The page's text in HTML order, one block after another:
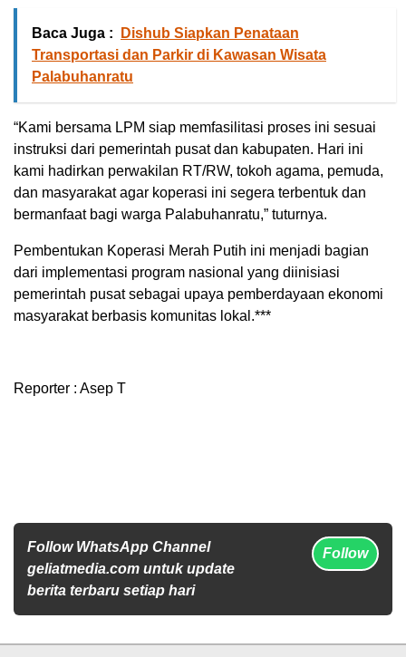
Baca Juga :
Dishub Siapkan Penataan
Transportasi dan Parkir di Kawasan Wisata
Palabuhanratu
“Kami bersama LPM siap memfasilitasi proses ini sesuai
instruksi dari pemerintah pusat dan kabupaten. Hari ini
kami hadirkan perwakilan RT/RW, tokoh agama, pemuda,
dan masyarakat agar koperasi ini segera terbentuk dan
bermanfaat bagi warga Palabuhanratu,” tuturnya.
Pembentukan Koperasi Merah Putih ini menjadi bagian
dari implementasi program nasional yang diinisiasi
pemerintah pusat sebagai upaya pemberdayaan ekonomi
masyarakat berbasis komunitas lokal.***
Reporter : Asep T
Follow WhatsApp Channel
geliatmedia.com untuk update
berita terbaru setiap hari
Follow